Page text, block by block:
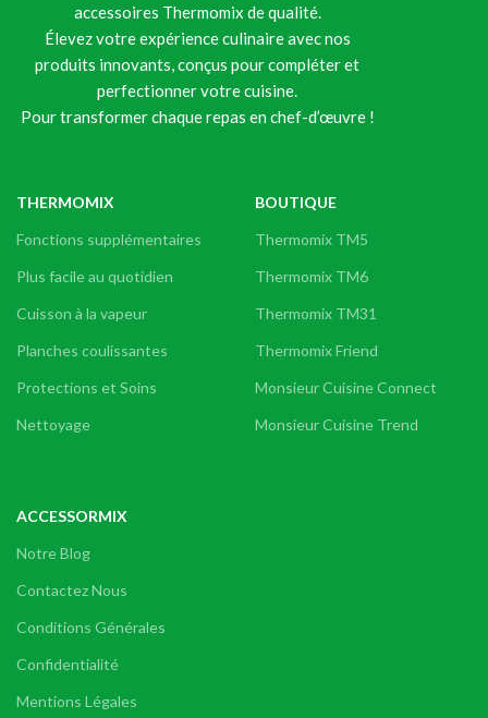
accessoires Thermomix de qualité.
Élevez votre expérience culinaire avec nos
produits innovants, conçus pour compléter et
perfectionner votre cuisine.
Pour transformer chaque repas en chef-d’œuvre !
THERMOMIX
Fonctions supplémentaires
Plus facile au quotidien
Cuisson à la vapeur
Planches coulissantes
Protections et Soins
Nettoyage
BOUTIQUE
Thermomix TM5
Thermomix TM6
Thermomix TM31
Thermomix Friend
Monsieur Cuisine Connect
Monsieur Cuisine Trend
ACCESSORMIX
Notre Blog
Contactez Nous
Conditions Générales
Confidentialité
Mentions Légales